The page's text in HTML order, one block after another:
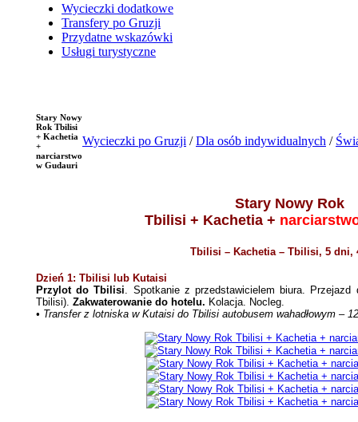
Wycieczki dodatkowe
Transfery po Gruzji
Przydatne wskazówki
Usługi turystyczne
Stary Nowy
Rok Tbilisi
+ Kachetia
+
narciarstwo
w Gudauri
Wycieczki po Gruzji /Dla osób indywidualnych /
Stary Nowy Rok
Tbilisi + Kachetia +
Tbilisi – Kachetia – Tbilisi, 5 dni,
Dzień 1: Tbilisi lub Kutaisi
Przylot do Tbilisi. Spotkanie z przedstawicielem biura.
Tbilisi). Zakwaterowanie do hotelu. Kolacja. Nocleg.
• Transfer z lotniska w Kutaisi do Tbilisi autobusem wahadłowym –